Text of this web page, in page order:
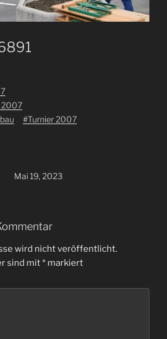
2007
#Turnier 2007
Mai 19, 2023
wird nicht veröffentlicht.
sind mit* markiert